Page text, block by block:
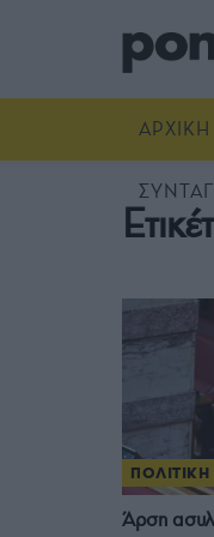
ΑΡΧΙΚΗ
ΠΟΛΙΤΙΚΗ
Άρση